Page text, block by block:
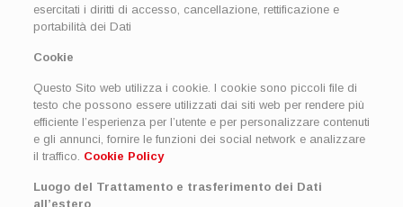
esercitati i diritti di accesso, cancellazione, rettificazione e
portabilità dei Dati
Cookie
Questo Sito web utilizza i cookie. I cookie sono piccoli file di
testo che possono essere utilizzati dai siti web per rendere più
efficiente l’esperienza per l’utente e per personalizzare contenuti
e gli annunci, fornire le funzioni dei social network e analizzare
il traffico. Cookie Policy
Luogo del Trattamento e trasferimento dei Dati
all’estero